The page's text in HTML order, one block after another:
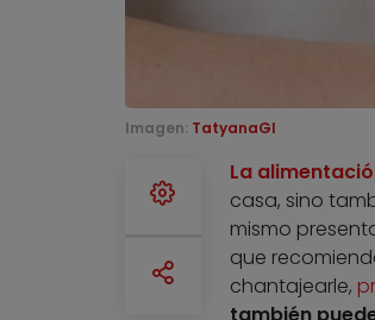
Imagen: TatyanaGl
La
casa, sino
mismo
que
chantajearle,